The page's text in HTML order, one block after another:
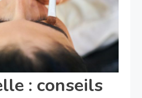
: conseils